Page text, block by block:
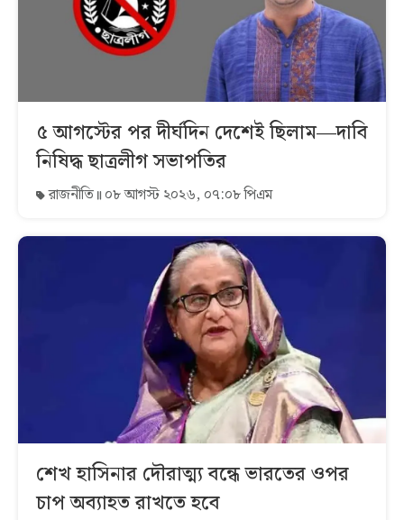
৫ আগস্টের পর দীর্ঘদিন দেশেই ছিলাম—দাবি
নিষিদ্ধ ছাত্রলীগ সভাপতির
রাজনীতি ০৮ আগস্ট ২০২৬, ০৭:০৮ পিএম
শেখ হাসিনার দৌরাত্ম্য বন্ধে ভারতের ওপর
চাপ অব্যাহত রাখতে হবে